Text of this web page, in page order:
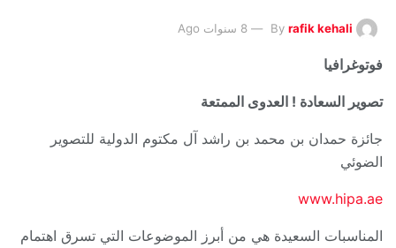
By rafik kehali 8 سنوات Ago
فوتوغرافيا
تصوير السعادة ! العدوى الممتعة
جائزة حمدان بن محمد بن راشد آل مكتوم الدولية للتصوير
الضوئي
www.hipa.ae
المناسبات السعيدة هي من أبرز الموضوعات التي تسرق اهتمام